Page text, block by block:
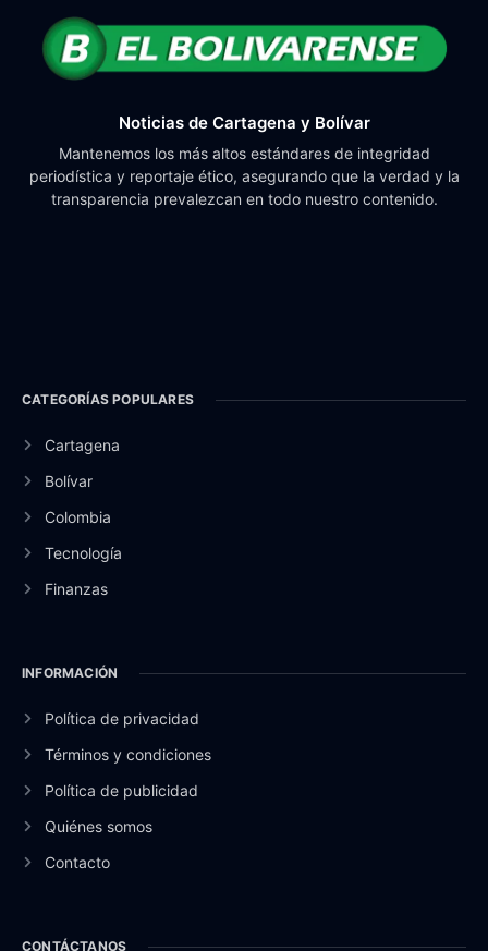
Noticias de Cartagena y Bolívar
Mantenemos los más altos estándares de integridad
periodística y reportaje ético, asegurando que la verdad y la
transparencia prevalezcan en todo nuestro contenido.
CATEGORÍAS POPULARES
Cartagena
Bolívar
Colombia
Tecnología
Finanzas
INFORMACIÓN
Política de privacidad
Términos y condiciones
Política de publicidad
Quiénes somos
Contacto
CONTÁCTANOS